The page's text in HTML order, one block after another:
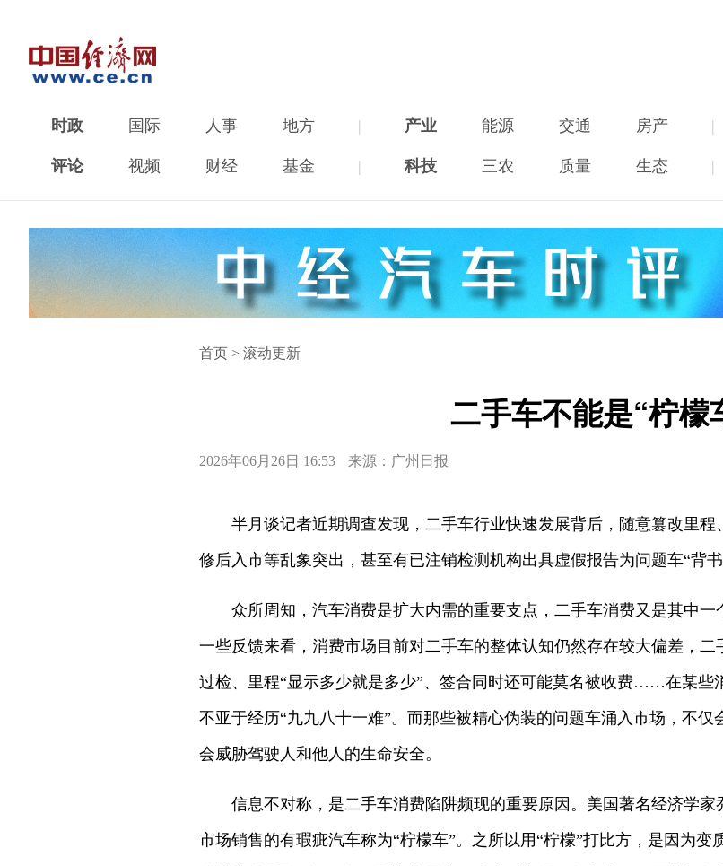
时政 国际 人事 地方 | 产业 能源 交通 房产 |
评论 视频 财经 基金 | 科技 三农 质量 生态 |
首页 > 滚动更新
二手车不能是“柠檬
2026年06月26日 16:53 来源：广州日报
半月谈记者近期调查发现，二手车行业快速发展背后，随意篡改里程
修后入市等乱象突出，甚至有已注销检测机构出具虚假报告为问题车“背书
众所周知，汽车消费是扩大内需的重要支点，二手车消费又是其中一
一些反馈来看，消费市场目前对二手车的整体认知仍然存在较大偏差，
过检、里程“显示多少就是多少”、签合同时还可能莫名被收费……在某些
不亚于经历“九九八十一难”。而那些被精心伪装的问题车涌入市场，不
会威胁驾驶人和他人的生命安全。
信息不对称，是二手车消费陷阱频现的重要原因。美国著名经济学家
市场销售的有瑕疵汽车称为“柠檬车”。之所以用“柠檬”打比方，是因为